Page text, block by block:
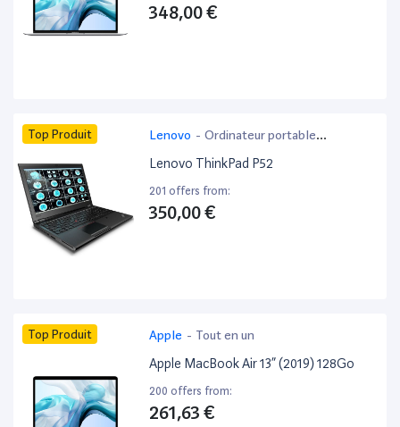
348,00 €
Top Produit Lenovo - Ordinateur portable
bureautique
Lenovo ThinkPad P52
201 offers from:
350,00 €
Top Produit Apple - Tout en un
Apple MacBook Air 13” (2019) 128Go
200 offers from:
261,63 €